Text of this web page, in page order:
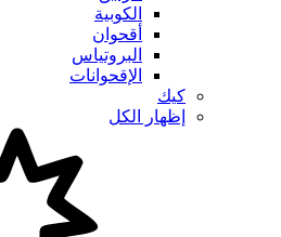
الكوبية
أقحوان
البروتياس
الإقحوانات
كيك
إظهار الكل